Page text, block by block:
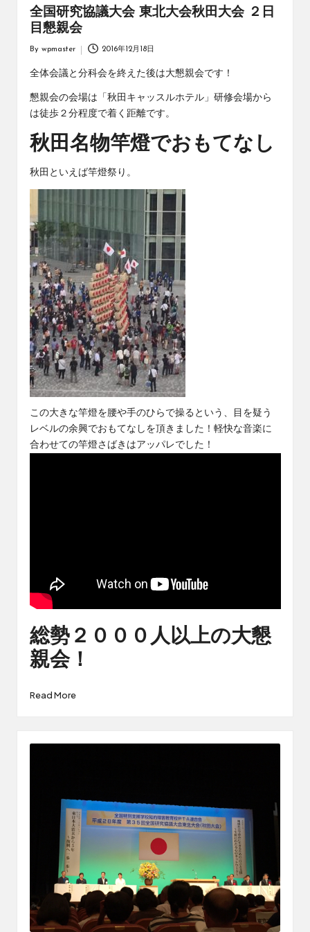
全国研究協議大会 東北大会秋田大会 ２日
目懇親会
by
By wpmaster 2016年12月18日
全体会議と分科会を終えた後は大懇親会です！
懇親会の会場は「秋田キャッスルホテル」研修会場から
は徒歩２分程度で着く距離です。
秋田名物竿燈でおもてなし
秋田といえば竿燈祭り。
この大きな竿燈を腰や手のひらで操るという、目を疑う
レベルの余興でおもてなしを頂きました！軽快な音楽に
合わせての竿燈さばきはアッパレでした！
総勢２０００人以上の大懇
親会！
Read More